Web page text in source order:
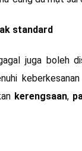
standard
juga boleh
kerengsaan,